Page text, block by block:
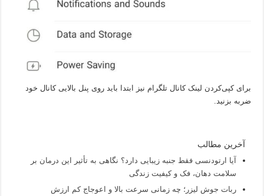
برای کپی‌کردن لینک کانال تلگرام نیز ابتدا باید روی پنل بالایی کانال خود
ضربه بزنید.
آخرین مطالب
آیا ارتودنسی فقط جنبه زیبایی دارد؟ نگاهی به تأثیر این درمان بر
سلامت دهان، فک و کیفیت زندگی
ربات جوش لیزر؛ چه زمانی سرعت بالا و اعوجاج کم ارزش